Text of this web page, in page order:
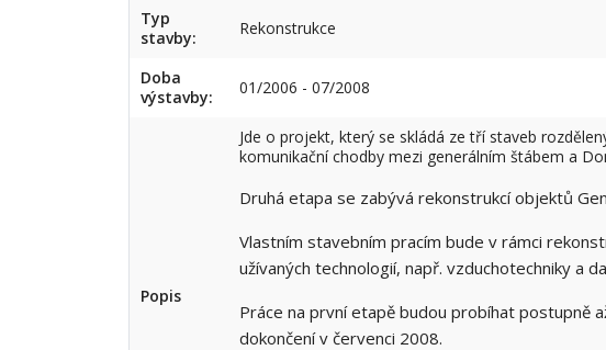
Typ
stavby:
Rekonstrukce
Doba
výstavby:
01/2006 - 07/2008
Popis
Jde o projekt, který se skládá ze tří staveb
komunikační chodby mezi generálním štábem a
Druhá etapa se zabývá rekonstrukcí objektů
Vlastním stavebním pracím bude v rámci
užívaných technologií, např. vzduchotechniky a
Práce na první etapě budou probíhat postupně
dokončení v červenci 2008.